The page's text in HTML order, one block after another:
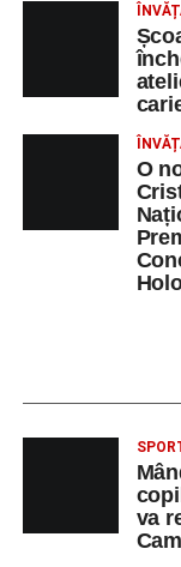
(Race Office)
Râpa
Orele 17.00–20.00
Centrul
Sebeș –
–
Gabi Virginia
Râpa
O
va